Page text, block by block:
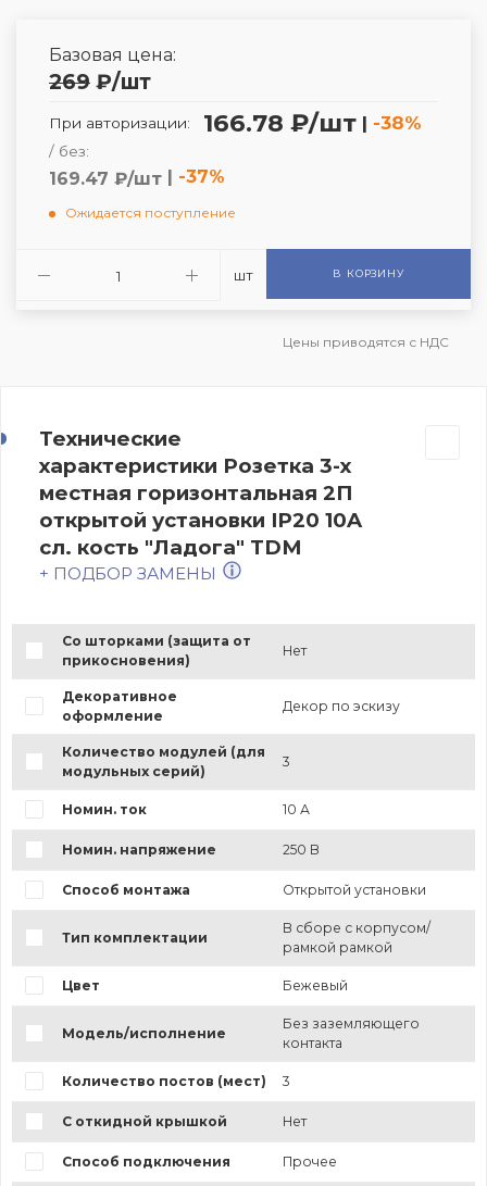
Базовая цена:
269 ₽/шт
При авторизации: 166.78 ₽/шт | -38%
/ без:
169.47 ₽/шт | -37%
Ожидается поступление
шт В КОРЗИНУ
Цены приводятся с НДС
Технические
характеристики Розетка 3-х
местная горизонтальная 2П
открытой установки IP20 10A
сл. кость "Ладога" TDM
+ ПОДБОР ЗАМЕНЫ
Со шторками (защита от
прикосновения)
Нет
Декоративное
оформление
Декор по эскизу
Количество модулей (для
модульных серий)
3
Номин. ток 10 А
Номин. напряжение 250 В
Способ монтажа Открытой установки
Тип комплектации
В сборе с корпусом/
рамкой рамкой
Цвет Бежевый
Модель/исполнение
Без заземляющего
контакта
Количество постов (мест) 3
С откидной крышкой Нет
Способ подключения Прочее